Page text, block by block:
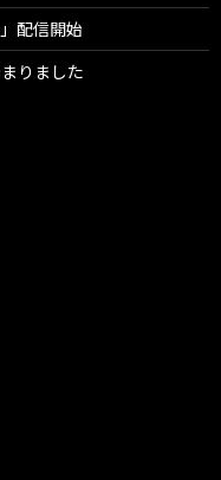
配信開始
りました